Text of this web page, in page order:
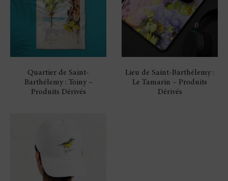
Quartier de Saint-
Barthélemy : Toiny –
Produits Dérivés
Lieu de Saint-Barthélemy :
Le Tamarin – Produits
Dérivés